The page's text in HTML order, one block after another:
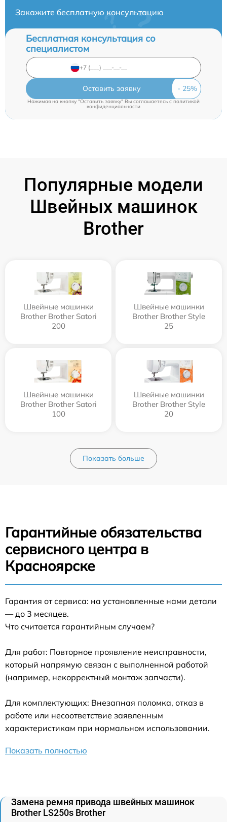
Закажите бесплатную консультацию
Бесплатная консультация со
специалистом
Оставить заявку
Нажимая на кнопку "Оставить заявку" Вы соглашаетесь cполитикой
конфиденциальности
Популярные модели
Швейных машинок
Brother
Швейные машинки
Brother Brother Satori
200
Швейные машинки
Brother Brother Style
25
Швейные машинки
Brother Brother Satori
100
Швейные машинки
Brother Brother Style
20
Показать больше
Гарантийные обязательства
сервисного центра в
Красноярске
Гарантия от сервиса: на установленные нами детали
— до 3 месяцев.
Что считается гарантийным случаем?
Для работ: Повторное проявление неисправности,
который напрямую связан с выполненной работой
(например, некорректный монтаж запчасти).
Для комплектующих: Внезапная поломка, отказ в
работе или несоответствие заявленным
характеристикам при нормальном использовании.
Показать полностью
Замена ремня привода швейных машинок
Brother LS250s Brother